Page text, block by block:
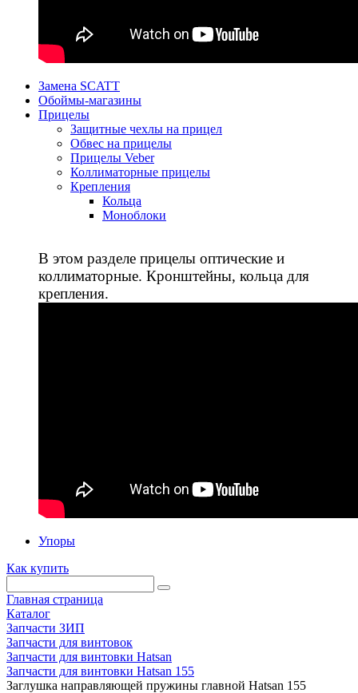
Замена SCATT
Обоймы-магазины
Прицелы
Защитные чехлы на прицел
Обвес на прицелы
Прицелы Veber
Коллиматорные прицелы
Крепления
Кольца
Моноблоки
В этом разделе прицелы оптические и
коллиматорные. Кронштейны, кольца для
крепления.
Упоры
Как купить
Главная страница
Каталог
Запчасти ЗИП
Запчасти для винтовок
Запчасти для винтовки Hatsan
Запчасти для винтовки Hatsan 155
Заглушка направляющей пружины главной Hatsan 155